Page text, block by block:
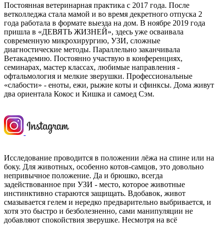
Постоянная ветеринарная практика с 2017 года. После
ветколледжа стала мамой и во время декретного отпуска 2
года работала в формате выезда на дом. В ноябре 2019 года
пришла в «ДЕВЯТЬ ЖИЗНЕЙ», здесь уже осваивала
современную микрохирургию, УЗИ, сложные
диагностические методы. Параллельно заканчивала
Ветакадемию. Постоянно участвую в конференциях,
семинарах, мастер классах, любимые направления -
офтальмология и мелкие зверушки. Профессиональные
«слабости» - еноты, ежи, рыжие коты и сфинксы. Дома живут
два ориентала Кокос и Кишка и самоед Сэм.
Исследование проводится в положении лёжа на спине или на
боку. Для животных, особенно котов-самцов, это довольно
непривычное положение. Да и брюшко, всегда
задействованное при УЗИ - место, которое животные
инстинктивно стараются защищать. Вдобавок, живот
смазывается гелем и нередко предварительно выбривается, и
хотя это быстро и безболезненно, сами манипуляции не
добавляют спокойствия зверушке. Несмотря на всё